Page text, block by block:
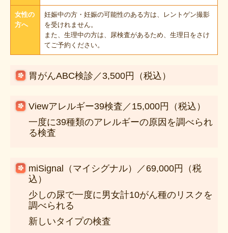
女性の
方へ
妊娠中の方・妊娠の可能性のある方は、レントゲン撮影
を受けれません。
また、生理中の方は、尿検査があるため、生理日をさけ
てご予約ください。
胃がんABC検診／3,500円（税込）
Viewアレルギー39検査／15,000円（税込）
一度に39種類のアレルギーの原因を調べられ
る検査
miSignal（マイシグナル）／69,000円（税
込）
少しの尿で一度に男女計10がん種のリスクを
調べられる
新しいタイプの検査